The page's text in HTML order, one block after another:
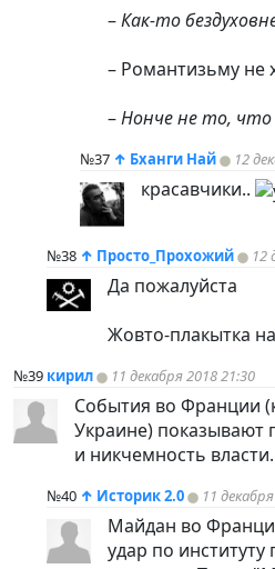
–Как-то
– Романтизьму не
–Нонче не то, что
№37 ↑ Бханги Най 12
красавчики..
№38 ↑ Просто_Прохожий 12
Да пожалуйста
Жовто-плакытка
№39 кирил 11 декабря 2018 21:30
События во Франции
Украине)
и никчемность власти.
№40 ↑ Историк 2.0 11
Майдан во
удар по институту